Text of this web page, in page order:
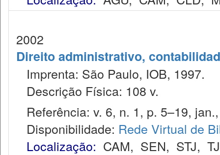
2002
Direito administrativo,
Imprenta: São Paulo, IOB, 1997.
Descrição Física: 108 v.
Referência: v. 6, n. 1, p. 5–19,
Disponibilidade: Rede Virtual de
Localização: CAM, SEN, STJ,